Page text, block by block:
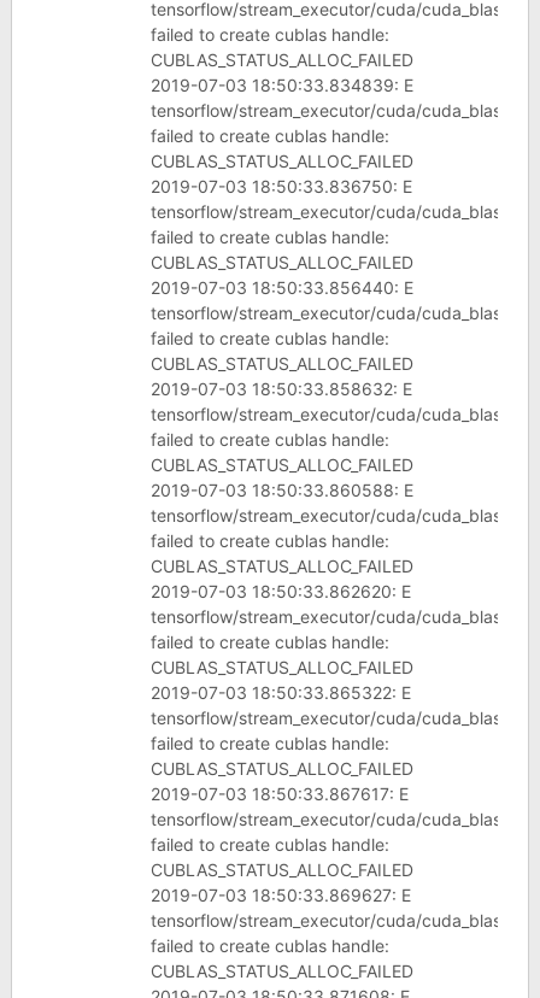
tensorflow/stream_executor/cuda/
failed to create cublas handle:
CUBLAS_STATUS_ALLOC_FAILED
2019-07-03 18:50:33.834839: E
tensorflow/stream_executor/cuda/
failed to create cublas handle:
CUBLAS_STATUS_ALLOC_FAILED
2019-07-03 18:50:33.836750: E
tensorflow/stream_executor/cuda/
failed to create cublas handle:
CUBLAS_STATUS_ALLOC_FAILED
2019-07-03 18:50:33.856440: E
tensorflow/stream_executor/cuda/
failed to create cublas handle:
CUBLAS_STATUS_ALLOC_FAILED
2019-07-03 18:50:33.858632: E
tensorflow/stream_executor/cuda/
failed to create cublas handle:
CUBLAS_STATUS_ALLOC_FAILED
2019-07-03 18:50:33.860588: E
tensorflow/stream_executor/cuda/
failed to create cublas handle:
CUBLAS_STATUS_ALLOC_FAILED
2019-07-03 18:50:33.862620: E
tensorflow/stream_executor/cuda/
failed to create cublas handle:
CUBLAS_STATUS_ALLOC_FAILED
2019-07-03 18:50:33.865322: E
tensorflow/stream_executor/cuda/
failed to create cublas handle:
CUBLAS_STATUS_ALLOC_FAILED
2019-07-03 18:50:33.867617: E
tensorflow/stream_executor/cuda/
failed to create cublas handle:
CUBLAS_STATUS_ALLOC_FAILED
2019-07-03 18:50:33.869627: E
tensorflow/stream_executor/cuda/
failed to create cublas handle:
CUBLAS_STATUS_ALLOC_FAILED